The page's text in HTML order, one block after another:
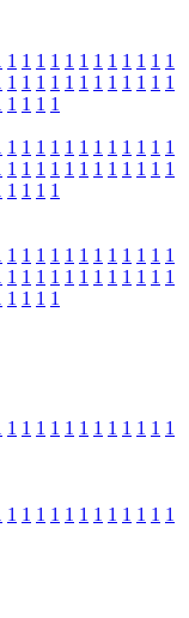
1 1 1 1 1 1 1 1 1 1 1 1
1 1 1 1 1 1 1 1 1 1 1 1
1 1 1 1
1 1 1 1 1 1 1 1 1 1 1 1
1 1 1 1 1 1 1 1 1 1 1 1
1 1 1 1
1 1 1 1 1 1 1 1 1 1 1 1
1 1 1 1 1 1 1 1 1 1 1 1
1 1 1 1
1 1 1 1 1 1 1 1 1 1 1 1
1 1 1 1 1 1 1 1 1 1 1 1